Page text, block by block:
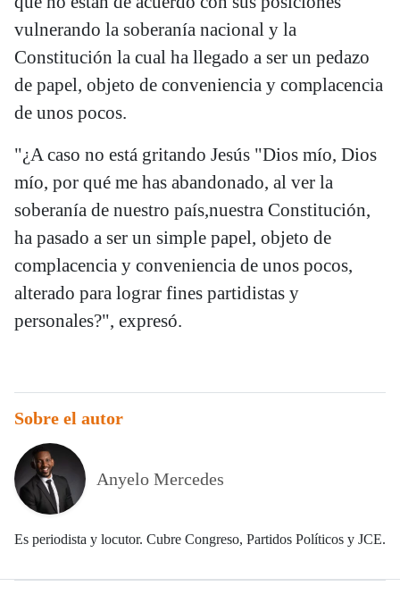
vulnerando la soberanía nacional y la
Constitución la cual ha llegado a ser un pedazo
de papel, objeto de conveniencia y complacencia
de unos pocos.
"¿A caso no está gritando Jesús "Dios mío, Dios
mío, por qué me has abandonado, al ver la
soberanía de nuestro país,nuestra Constitución,
ha pasado a ser un simple papel, objeto de
complacencia y conveniencia de unos pocos,
alterado para lograr fines partidistas y
personales?", expresó.
Sobre el autor
Anyelo Mercedes
Es periodista y locutor. Cubre Congreso, Partidos Políticos y JCE.